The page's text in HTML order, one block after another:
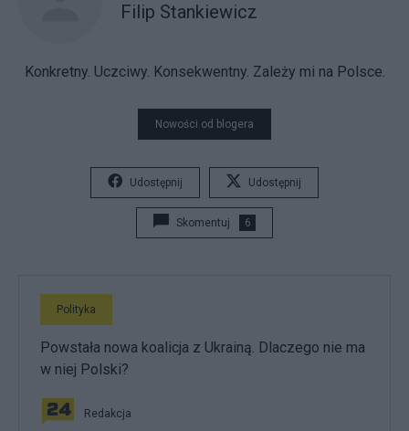
Filip Stankiewicz
Konkretny. Uczciwy. Konsekwentny. Zależy mi na Polsce.
Nowości od blogera
Udostępnij Udostępnij
Skomentuj 6
Polityka
Powstała nowa koalicja z Ukrainą. Dlaczego nie ma
w niej Polski?
Redakcja